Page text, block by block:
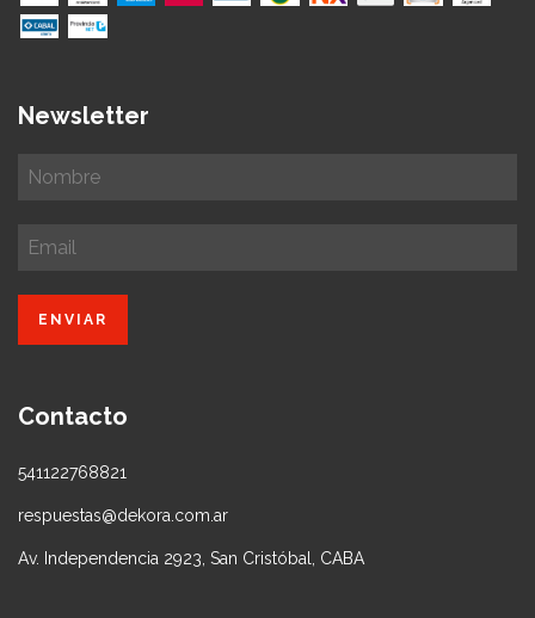
Newsletter
Contacto
541122768821
respuestas@dekora.com.ar
Av. Independencia 2923, San Cristóbal, CABA